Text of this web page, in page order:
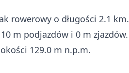
rowerowy o długości 2.1 km.
m podjazdów i 0 m zjazdów.
129.0 m n.p.m.